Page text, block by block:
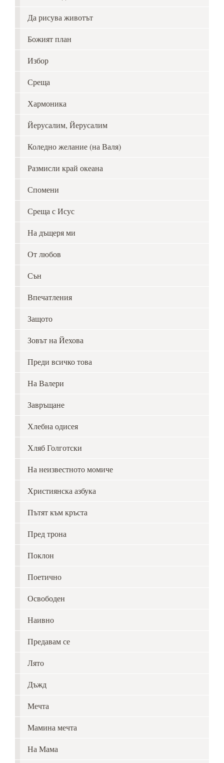
Да рисува животът
Божият план
Избор
Среща
Хармоника
Йерусалим, Йерусалим
Коледно желание (на Валя)
Размисли край океана
Спомени
Среща с Исус
На дъщеря ми
От любов
Сън
Впечатления
Защото
Зовът на Йехова
Преди всичко това
На Валери
Завръщане
Хлебна одисея
Хляб Голготски
На неизвестното момиче
Християнска азбука
Пътят към кръста
Пред трона
Поклон
Поетично
Освободен
Наивно
Предавам се
Лято
Дъжд
Мечта
Мамина мечта
На Мама